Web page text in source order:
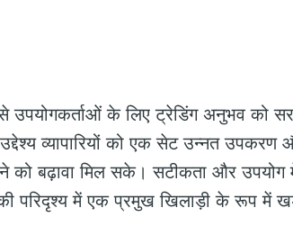
उपयोगकर्ताओं के लिए ट्रेडिंग अनुभव को
व्यापारियों को एक सेट उन्नत उपकरण
को बढ़ावा मिल सके। सटीकता और उपयोग
परिदृश्य में एक प्रमुख खिलाड़ी के रूप में